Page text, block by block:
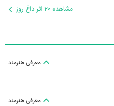
مشاهده 20 اثر داغ روز
معرفی هنرمند
معرفی هنرمند